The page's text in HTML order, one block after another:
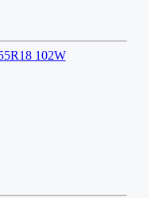
102W